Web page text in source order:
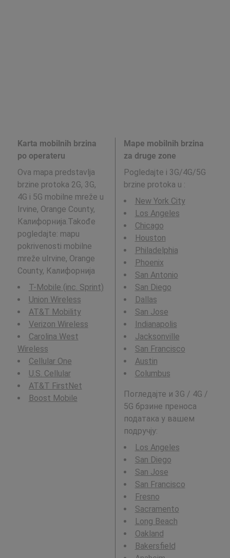
Karta mobilnih brzina
po operateru
Ova mapa predstavlja
brzine protoka 2G, 3G,
4G i 5G mobilne mreže u
Irvine, Orange County,
Калифорнија.Takođe
pogledajte: mapu
pokrivenosti mobilne
mreže uIrvine, Orange
County, Калифорнија
T-Mobile (inc. Sprint)
Union Wireless
AT&T Mobility
Verizon Wireless
Carolina West
Wireless
Cellular One
U.S. Cellular
AT&T FirstNet
Boost Mobile
Mape mobilnih brzina
za druge zone
Pogledajte i 3G/4G/5G
brzine protoka u :
New York City
Los Angeles
Chicago
Houston
Philadelphia
Phoenix
San Antonio
San Diego
Dallas
San Jose
Indianapolis
Jacksonville
San Francisco
Austin
Columbus
Погледајте и 3G / 4G /
5G брзине преноса
података у вашем
подручју:
Los Angeles
San Diego
San Jose
San Francisco
Fresno
Sacramento
Long Beach
Oakland
Bakersfield